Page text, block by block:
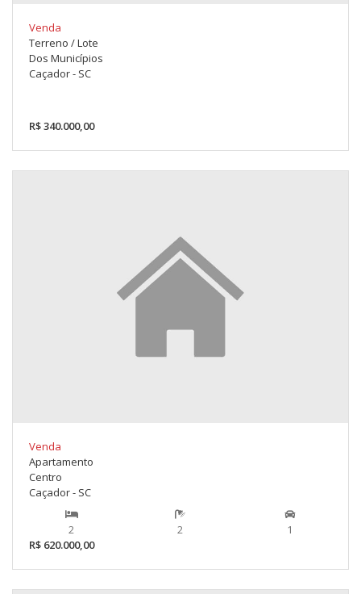
Venda
Terreno / Lote
Dos Municípios
Caçador - SC
R$ 340.000,00
Venda
Apartamento
Centro
Caçador - SC
2 2
1
R$ 620.000,00